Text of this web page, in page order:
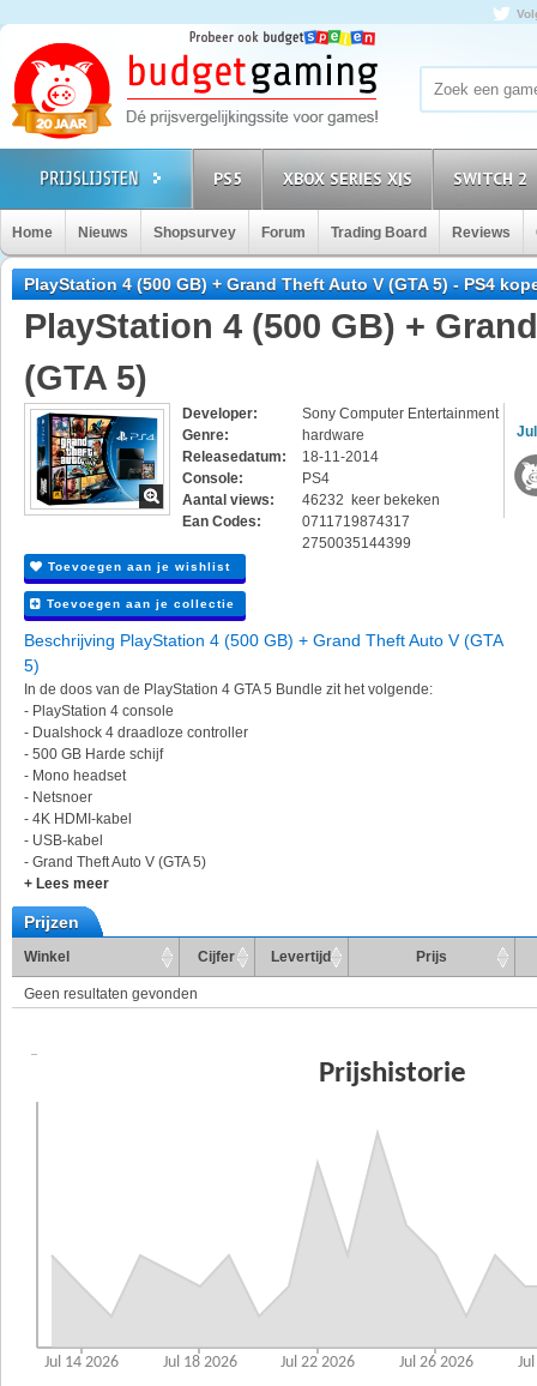
PS5 XBOX SERIES X|S SWITCH 2
Home Nieuws Shopsurvey Forum Trading Board Reviews
PlayStation 4 (500 GB) + Grand Theft Auto V (GTA 5) - PS4
PlayStation 4 (500 GB) +
(GTA 5)
Developer:
Sony Computer Entertainment
Genre:
hardware
Releasedatum:
18-11-2014
Console:
PS4
Aantal views:
46232 keer bekeken
Ean Codes:
0711719874317
2750035144399
Toevoegen aan je wishlist
Toevoegen aan je collectie
Beschrijving PlayStation 4 (500 GB) + Grand Theft Auto V (GTA
5)
In de doos van de PlayStation 4 GTA 5 Bundle zit het volgende:
- PlayStation 4 console
- Dualshock 4 draadloze controller
- 500 GB Harde schijf
- Mono headset
- Netsnoer
- 4K HDMI-kabel
- USB-kabel
- Grand Theft Auto V (GTA 5)
+ Lees meer
Prijzen
Winkel Cijfer Levertijd Prijs
Geen resultaten gevonden